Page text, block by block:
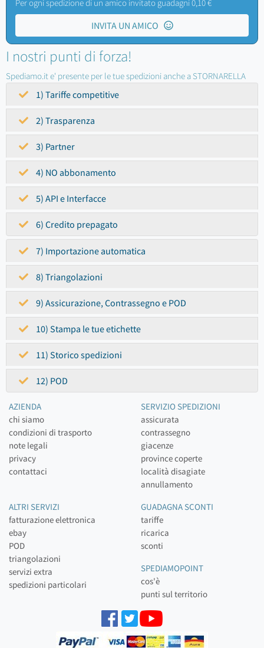
Per ogni spedizione di un amico invitato guadagni 0,10 €
INVITA UN AMICO
I nostri punti di forza!
Spediamo.it e' presente per le tue spedizioni anche a STORNARELLA
1) Tariffe competitive
2) Trasparenza
3) Partner
4) NO abbonamento
5) API e Interfacce
6) Credito prepagato
7) Importazione automatica
8) Triangolazioni
9) Assicurazione, Contrassegno e POD
10) Stampa le tue etichette
11) Storico spedizioni
12) POD
AZIENDA
chi siamo
condizioni di trasporto
note legali
privacy
contattaci
SERVIZIO SPEDIZIONI
assicurata
contrassegno
giacenze
province coperte
località disagiate
annullamento
ALTRI SERVIZI
fatturazione elettronica
ebay
POD
triangolazioni
servizi extra
spedizioni particolari
GUADAGNA SCONTI
tariffe
ricarica
sconti
SPEDIAMOPOINT
cos'è
punti sul territorio